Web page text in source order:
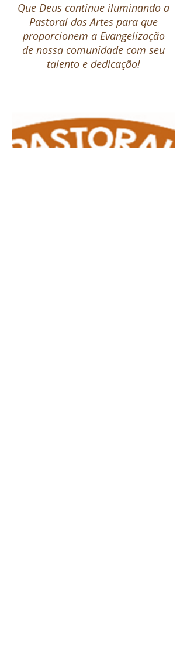
Que Deus continue iluminando a
Pastoral das Artes para que
proporcionem a Evangelização
de nossa comunidade com seu
talento e dedicação!